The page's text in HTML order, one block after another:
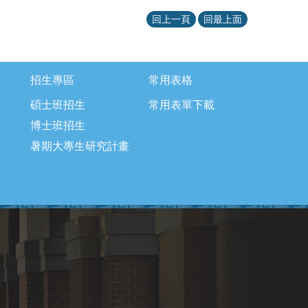
回上一頁 回最上面
招生專區
碩士班招生
博士班招生
暑期大專生研究計畫
常用表格
常用表單下載